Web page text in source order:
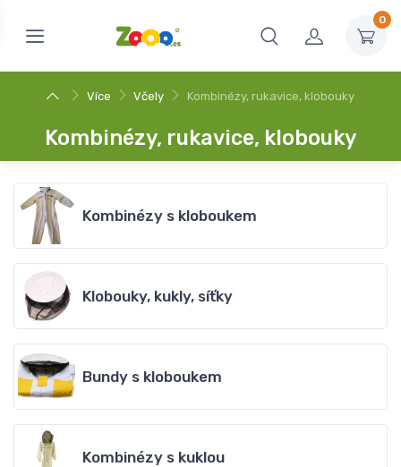
0
Více Včely Kombinézy, rukavice, klobouky
Kombinézy, rukavice, klobouky
Kombinézy s kloboukem
Klobouky, kukly, síťky
Bundy s kloboukem
Kombinézy s kuklou